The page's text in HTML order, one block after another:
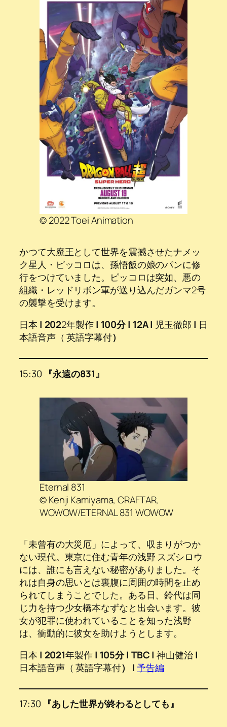
© 2022 Toei Animation
かつて大魔王として世界を震撼させたナメッ
ク星人・ピッコロは、孫悟飯の娘のパンに修
行をつけていました。ピッコロは突如、悪の
組織・レッドリボン軍が送り込んだガンマ2号
の襲撃を受けます。
日本 | 2022年製作| 100分 | 12A | 児玉徹郎 | 日
本語音声（ 英語字幕付）
15:30 『永遠の831』
Eternal 831
© Kenji Kamiyama, CRAFTAR,
WOWOW/ETERNAL 831 WOWOW
「未曾有の大災厄」によって、収まりがつか
ない現代。東京に住む青年の浅野 スズシロウ
には、誰にも言えない秘密がありました。そ
れは自身の思いとは裏腹に周囲の時間を止め
られてしまうことでした。ある日、鈴代は同
じ力を持つ少女橋本なずなと出会います。彼
女が犯罪に使われていることを知った浅野
は、衝動的に彼女を助けようとします。
日本 | 2021年製作| 105分 | TBC |神山健治|
日本語音声（ 英語字幕付） | 予告編
17:30 『あした世界が終わるとしても』